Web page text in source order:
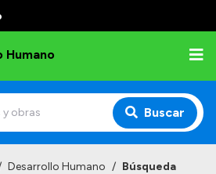
Humano
Buscar
Desarrollo Humano / Búsqueda